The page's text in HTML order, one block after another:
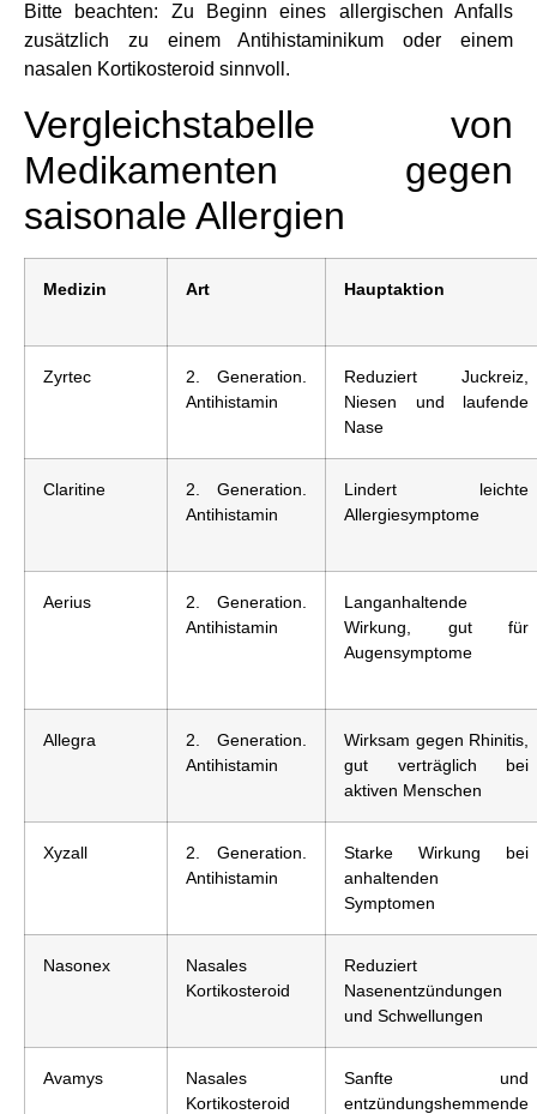
Bitte beachten: Zu Beginn eines allergischen Anfalls
zusätzlich zu einem Antihistaminikum oder einem
nasalen Kortikosteroid sinnvoll.
Vergleichstabelle von
Medikamenten gegen
saisonale Allergien
Medizin Art Hauptaktion
Zyrtec
2. Generation.
Antihistamin
Reduziert Juckreiz,
Niesen und laufende
Nase
Claritine
2. Generation.
Antihistamin
Lindert leichte
Allergiesymptome
Aerius
2. Generation.
Antihistamin
Langanhaltende
Wirkung, gut für
Augensymptome
Allegra
2. Generation.
Antihistamin
Wirksam gegen Rhinitis,
gut verträglich bei
aktiven Menschen
Xyzall
2. Generation.
Antihistamin
Starke Wirkung bei
anhaltenden
Symptomen
Nasonex
Nasales
Kortikosteroid
Reduziert
Nasenentzündungen
und Schwellungen
Avamys
Nasales
Kortikosteroid
Sanfte und
entzündungshemmende